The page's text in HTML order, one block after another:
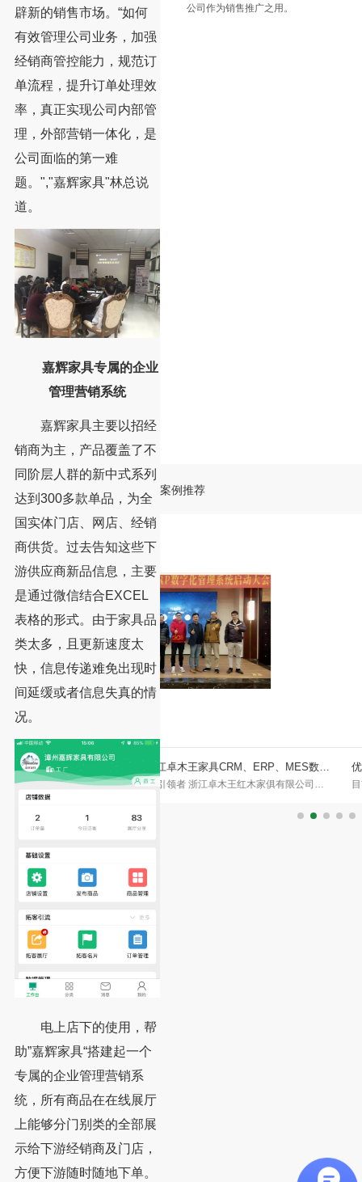
辟新的销售市场。“如何
有效管理公司业务，加强
经销商管控能力，规范订
单流程，提升订单处理效
率，真正实现公司内部管
理，外部营销一体化，是
公司面临的第一难
题。","嘉辉家具"林总说
道。
嘉辉家具专属的企业
管理营销系统
嘉辉家具主要以招经
销商为主，产品覆盖了不
同阶层人群的新中式系列
达到300多款单品，为全
国实体门店、网店、经销
商供货。过去告知这些下
游供应商新品信息，主要
是通过微信结合EXCEL
表格的形式。由于家具品
类太多，且更新速度太
快，信息传递难免出现时
间延缓或者信息失真的情
况。
电上店下的使用，帮
助”嘉辉家具“搭建起一个
专属的企业管理营销系
统，所有商品在在线展厅
上能够分门别类的全部展
示给下游经销商及门店，
方便下游随时随地下单。
公司作为销售推广之用。
案例推荐
王家具CRM、ERP、MES数字
浙江卓木王红木家俱有限公司
木家具与高端中式整装领域的
优品爸爸￨用这个方法拓展客户，每月卖
目前在武汉拥有14000平方米的线下独立门